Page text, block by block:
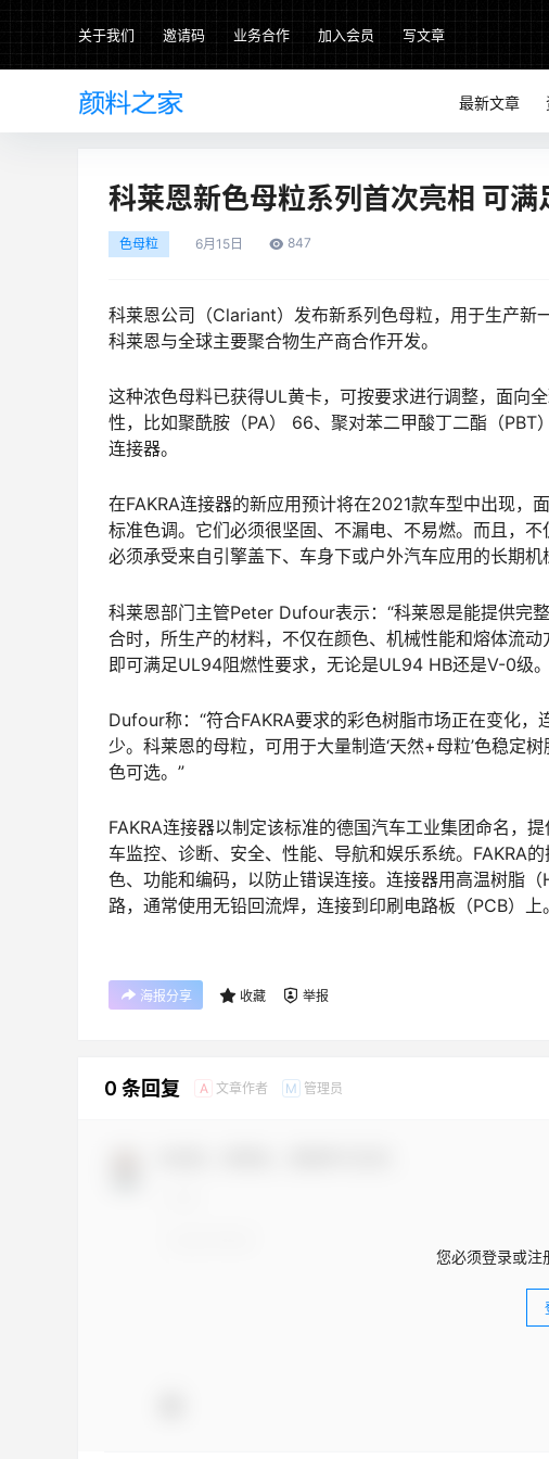
关于我们 邀请码 业务合作 加入会员 写文章
最新文章
科莱恩新色母粒系列首次亮相 可
色母粒 6月 15日 847
科莱恩公司（Clariant）发布新系列色母粒，用于生产新
科莱恩与全球主要聚合物生产商合作开发。
这种浓色母料已获得UL黄卡，可按要求进行调整，面向
性，比如聚酰胺（PA） 66、聚对苯二甲酸丁二酯（PBT
连接器。
在FAKRA连接器的新应用预计将在2021款车型中出现，
标准色调。它们必须很坚固、不漏电、不易燃。而且，
必须承受来自引擎盖下、车身下或户外汽车应用的长期机
科莱恩部门主管Peter Dufour表示：“科莱恩是能提供完
合时，所生产的材料，不仅在颜色、机械性能和熔体流
即可满足UL94阻燃性要求，无论是UL94 HB还是V-0级
Dufour称：“符合FAKRA要求的彩色树脂市场正在变化
少。科莱恩的母粒，可用于大量制造‘天然+母粒’色稳定
色可选。”
FAKRA连接器以制定该标准的德国汽车工业集团命名，
车监控、诊断、安全、性能、导航和娱乐系统。FAKRA
色、功能和编码，以防止错误连接。连接器用高温树脂
路，通常使用无铅回流焊，连接到印刷电路板（PCB）上。
海报分享 收藏 举报
0 条回复 A 文章作者 M 管理员
您必须登录或注